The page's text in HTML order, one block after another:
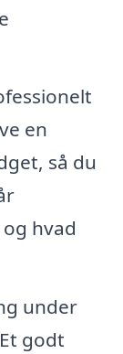
en
så du
hvad
under
godt